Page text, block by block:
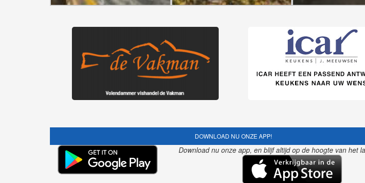
DOWNLOAD NU ONZE APP!
Download nu onze app, en blijf altijd op de hoogte van het